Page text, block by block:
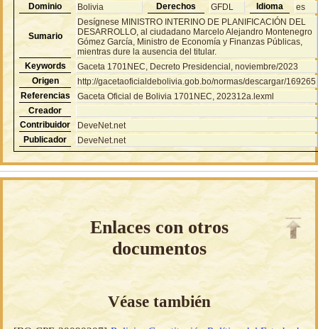
Dominio
Bolivia Derechos GFDL Idioma es
Sumario
Desígnese MINISTRO INTERINO DE PLANIFICACIÓN DEL
DESARROLLO, al ciudadano Marcelo Alejandro Montenegro
Gómez García, Ministro de Economía y Finanzas Públicas,
mientras dure la ausencia del titular.
Keywords
Gaceta 1701NEC, Decreto Presidencial, noviembre/2023
Origen
http://gacetaoficialdebolivia.gob.bo/normas/descargar/169265
Referencias
Gaceta Oficial de Bolivia 1701NEC, 202312a.lexml
Creador
Contribuidor
DeveNet.net
Publicador
DeveNet.net
Enlaces con otros
documentos
Véase también